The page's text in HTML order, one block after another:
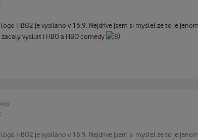
HBO2 je vysilano v 16:9. Nejdrive jsem si myslel ze to je
vysilat i HBO a HBO comedy
HBO2 je vysilano v 16:9. Nejdrive jsem si myslel ze to je